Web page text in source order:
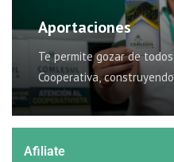
Aportaciones
Te permite gozar de
Cooperativa,
estabilidad financiera.
Afiliate